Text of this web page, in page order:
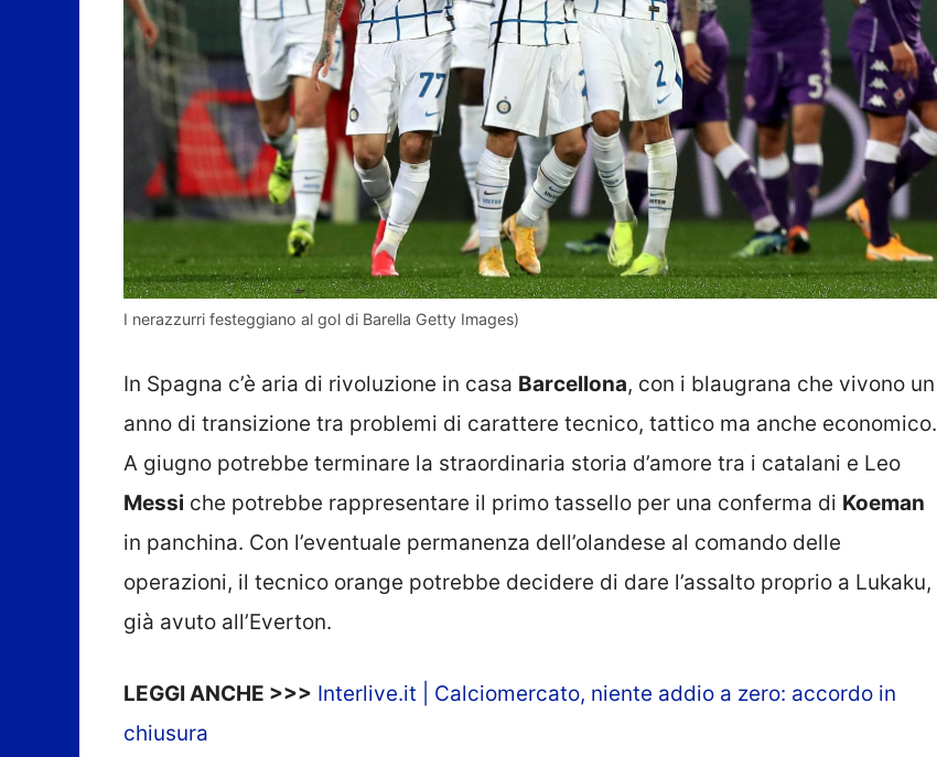
I nerazzurri festeggiano al gol di Barella Getty Images)
In Spagna c’è aria di rivoluzione in casa Barcellona, con i blaugrana che vivono un
anno di transizione tra problemi di carattere tecnico, tattico ma anche economico.
A giugno potrebbe terminare la straordinaria storia d’amore tra i catalani e Leo
Messi che potrebbe rappresentare il primo tassello per una conferma di Koeman
in panchina. Con l’eventuale permanenza dell’olandese al comando delle
operazioni, il tecnico orange potrebbe decidere di dare l’assalto proprio a Lukaku,
già avuto all’Everton.
LEGGI ANCHE >>> Interlive.it | Calciomercato, niente addio a zero: accordo in
chiusura